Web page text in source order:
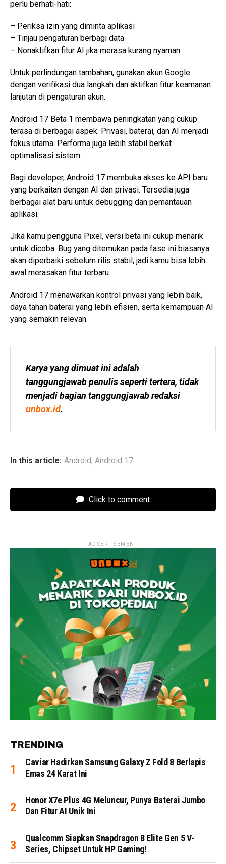
perlu berhati-hati:
– Periksa izin yang diminta aplikasi
– Tinjau pengaturan berbagi data
– Nonaktifkan fitur AI jika merasa kurang nyaman
Untuk perlindungan tambahan, gunakan akun Google
dengan verifikasi dua langkah dan aktifkan fitur keamanan
lanjutan di pengaturan akun.
Android 17 Beta 1 membawa peningkatan yang cukup
terasa di berbagai aspek. Privasi, baterai, dan AI menjadi
fokus utama. Performa juga lebih stabil berkat
optimalisasi sistem.
Bagi developer, Android 17 membuka akses ke API baru
yang berkaitan dengan AI dan privasi. Tersedia juga
berbagai alat baru untuk debugging dan pemantauan
aplikasi.
Jika kamu pengguna Pixel, versi beta ini cukup menarik
untuk dicoba. Bug yang ditemukan pada fase ini biasanya
akan diperbaiki sebelum rilis stabil, jadi kamu bisa lebih
awal merasakan fitur terbaru.
Android 17 menawarkan kontrol privasi yang lebih baik,
daya tahan baterai yang lebih efisien, serta kemampuan AI
yang semakin relevan.
Karya yang dimuat ini adalah
tanggungjawab penulis seperti tertera, tidak
unbox.id.
In this article: Android, Android 17
Click to comment
ADVERTISEMENT
TRENDING
Caviar Hadirkan Samsung Galaxy Z Fold 8 Berlapis
Emas 24 Karat Ini
Honor X7e Plus 4G Meluncur, Punya Baterai Jumbo
Dan Fitur AI Unik Ini
Qualcomm Siapkan Snapdragon 8 Elite Gen 5 V-
Series, Chipset Untuk HP Gaming!